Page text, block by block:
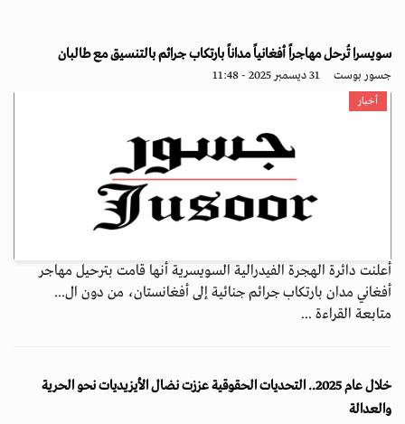
سويسرا تُرحل مهاجراً أفغانياً مداناً بارتكاب جرائم بالتنسيق مع طالبان
جسور بوست 31 ديسمبر 2025 - 11:48
أخبار
أعلنت دائرة الهجرة الفيدرالية السويسرية أنها قامت بترحيل مهاجر
أفغاني مدان بارتكاب جرائم جنائية إلى أفغانستان، من دون ال...
متابعة القراءة ...
خلال عام 2025.. التحديات الحقوقية عززت نضال الأيزيديات نحو الحرية
والعدالة